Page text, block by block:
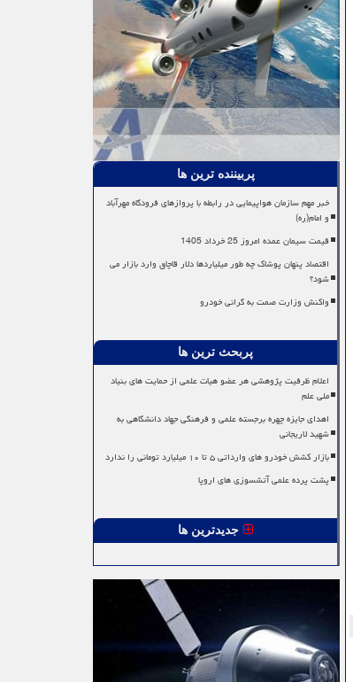
پربیننده ترین ها
خبر مهم سازمان هواپیمایی در رابطه با پروازهای فرودگاه مهرآباد
و امام(ره)
قیمت سیمان عمده امروز 25 خرداد 1405
اقتصاد پنهان پوشاک چه طور میلیاردها دلار قاچاق وارد بازار می
شود؟
واکنش وزارت صمت به گرانی خودرو
پربحث ترین ها
اعلام ظرفیت پژوهشی هر عضو هیات علمی از حمایت های بنیاد
ملی علم
اهدای جایزه چهره برجسته علمی و فرهنگی جهاد دانشگاهی به
شهید لاریجانی
بازار کشش خودرو های وارداتی ۵ تا ۱۰ میلیارد تومانی را ندارد
پشت پرده علمی آتشسوزی های اروپا
جدیدترین ها